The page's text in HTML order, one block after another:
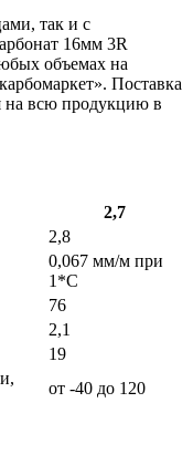
так и с
16мм 3R
объемах на
Поставка
на всю продукцию в
2,7
2,8
0,067 мм/м при
1*С
76
2,1
19
от -40 до 120